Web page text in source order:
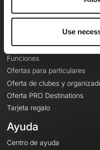
Use
Le Mag'
Mapas base topográficos
Funciones
Ofertas para particulares
Oferta de clubes y
Oferta PRO Destinations
Tarjeta regalo
Ayuda
Centro de ayuda